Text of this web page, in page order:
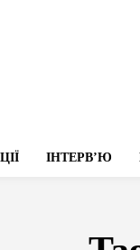
ІНТЕРВʼЮ